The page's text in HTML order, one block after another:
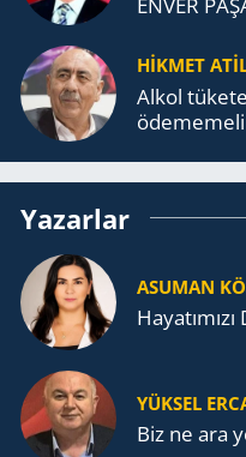
HİKMET
Alkol
öde­me­me­li
Yazarlar
ASUMAN
YÜKSEL
Biz ne ara